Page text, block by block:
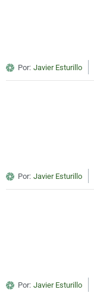
Por: Javier Esturillo
Por: Javier Esturillo
Por: Javier Esturillo